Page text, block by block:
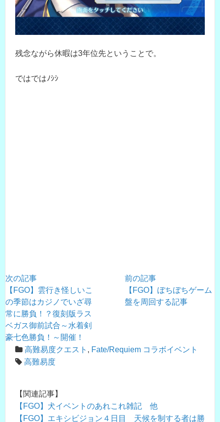
残念ながら休暇は3年位先ということで。
ではではﾉｼｼ
前の記事
【FGO】ぼちぼちゲーム
盤を周回する記事
次の記事
【FGO】雲行き怪しいこ
の季節はカジノでいざ尋
常に勝負！？復刻版ラス
ベガス御前試合～水着剣
豪七色勝負！～開催！
高難易度クエスト , Fate/Requiem コラボイベント
高難易度
【関連記事】
【FGO】犬イベントのあれこれ雑記 他
【FGO】エキシビジョン４日目 天候を制する者は勝